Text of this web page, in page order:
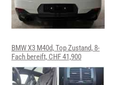
BMW X3 M40d, Top Zustand, 8-
Fach bereift, CHF 41,900